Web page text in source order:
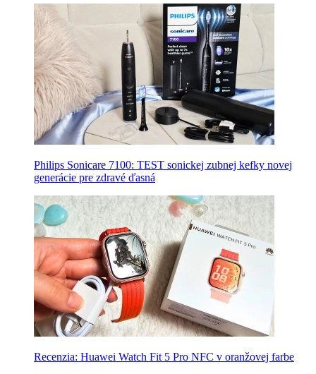
Philips Sonicare 7100: TEST sonickej zubnej kefky novej
generácie pre zdravé ďasná
Recenzia: Huawei Watch Fit 5 Pro NFC v oranžovej farbe